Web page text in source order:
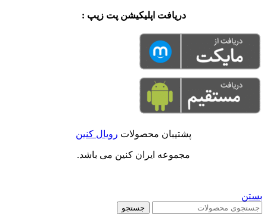
دریافت اپلیکیشن پت زیپ :
پشتیبان محصولات رویال کنین
مجموعه ایران کنین می باشد.
بستن
جستجو